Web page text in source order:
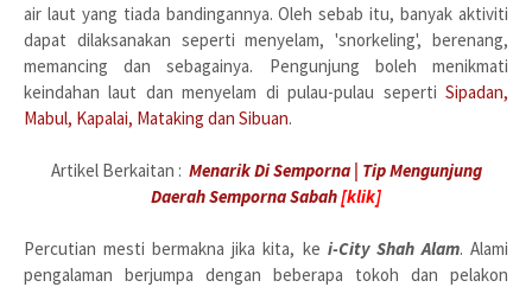
air laut yang tiada bandingannya. Oleh sebab itu, banyak aktiviti
dapat dilaksanakan seperti menyelam, 'snorkeling', berenang,
memancing dan sebagainya. Pengunjung boleh menikmati
keindahan laut dan menyelam di pulau-pulau seperti Sipadan,
Mabul, Kapalai, Mataking dan Sibuan.
Artikel Berkaitan : Menarik Di Semporna | Tip Mengunjung
Daerah Semporna Sabah[klik]
Percutian mesti bermakna jika kita, ke i-City Shah Alam. Alami
pengalaman berjumpa dengan beberapa tokoh dan pelakon